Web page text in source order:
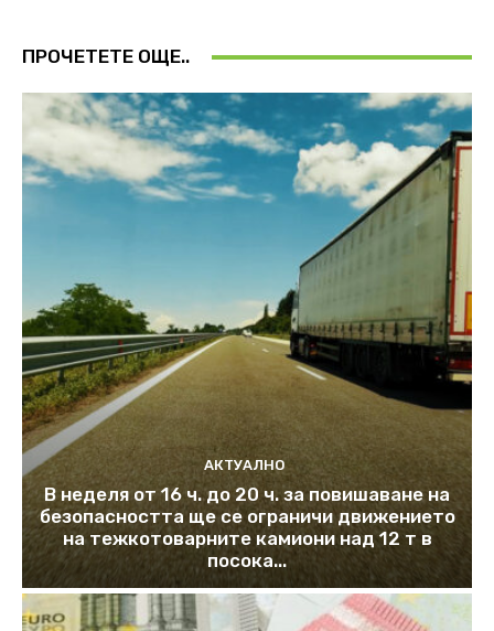
ПРОЧЕТЕТЕ ОЩЕ..
АКТУАЛНО
В неделя от 16 ч. до 20 ч. за повишаване на
безопасността ще се ограничи движението
на тежкотоварните камиони над 12 т в
посока...